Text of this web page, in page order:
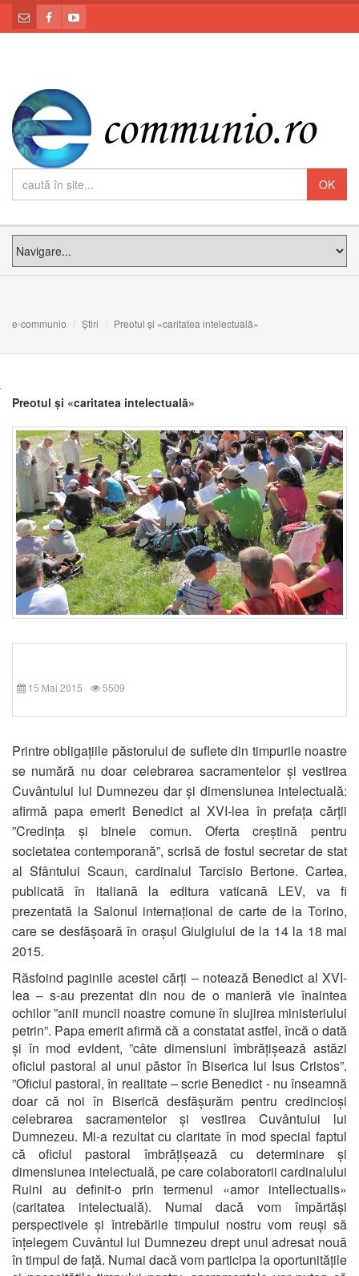
e-communio Știri Preotul și «caritatea intelectuală»
Preotul și «caritatea intelectuală»
15 Mai 2015 5509
Printre obligațiile păstorului de suflete din timpurile noastre
se numără nu doar celebrarea sacramentelor și vestirea
Cuvântului lui Dumnezeu dar și dimensiunea intelectuală:
afirmă papa emerit Benedict al XVI-lea în prefața cărții
”Credința și binele comun. Oferta creștină pentru
societatea contemporană”, scrisă de fostul secretar de stat
al Sfântului Scaun, cardinalul Tarcisio Bertone. Cartea,
publicată în italiană la editura vaticană LEV, va fi
prezentată la Salonul internațional de carte de la Torino,
care se desfășoară în orașul Giulgiului de la 14 la 18 mai
2015.
Răsfoind paginile acestei cărți – notează Benedict al XVI-
lea – s-au prezentat din nou de o manieră vie înaintea
ochilor ”anii muncii noastre comune în slujirea ministeriului
petrin”. Papa emerit afirmă că a constatat astfel, încă o dată
și în mod evident, ”câte dimensiuni îmbrățișează astăzi
oficiul pastoral al unui păstor în Biserica lui Isus Cristos”.
”Oficiul pastoral, în realitate – scrie Benedict - nu înseamnă
doar că noi în Biserică desfășurăm pentru credincioși
celebrarea sacramentelor și vestirea Cuvântului lui
Dumnezeu. Mi-a rezultat cu claritate în mod special faptul
că oficiul pastoral îmbrățișează cu determinare și
dimensiunea intelectuală, pe care colaboratorii cardinalului
Ruini au definit-o prin termenul «amor intellectualis»
(caritatea intelectuală). Numai dacă vom împărtăși
perspectivele și întrebările timpului nostru vom reuși să
înțelegem Cuvântul lui Dumnezeu drept unul adresat nouă
în timpul de față. Numai dacă vom participa la oportunitățile